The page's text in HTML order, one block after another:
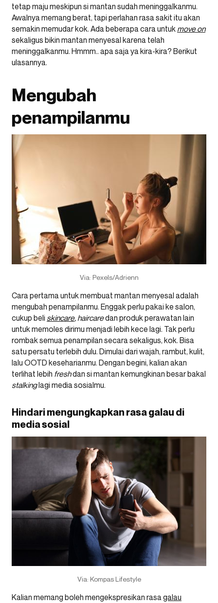
tetap maju meskipun si mantan sudah meninggalkanmu.
Awalnya memang berat, tapi perlahan rasa sakit itu akan
semakin memudar kok. Ada beberapa cara untuk move on
sekaligus bikin mantan menyesal karena telah
meninggalkanmu. Hmmm.. apa saja ya kira-kira? Berikut
ulasannya.
Mengubah
penampilanmu
Via: Pexels/Adrienn
Cara pertama untuk membuat mantan menyesal adalah
mengubah penampilanmu. Enggak perlu pakai ke salon,
cukup beli skincare, haircaredan produk perawatan lain
untuk memoles dirimu menjadi lebih kece lagi. Tak perlu
rombak semua penampilan secara sekaligus, kok. Bisa
satu persatu terlebih dulu. Dimulai dari wajah, rambut, kulit,
lalu OOTD keseharianmu. Dengan begini, kalian akan
terlihat lebih freshdan si mantan kemungkinan besar bakal
stalkinglagi media sosialmu.
Hindari mengungkapkan rasa galau di
media sosial
Via: Kompas Lifestyle
Kalian memang boleh mengekspresikan rasagalau